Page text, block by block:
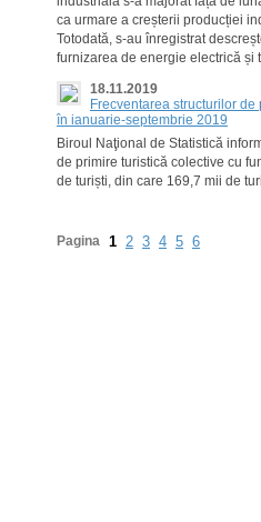
ca urmare a creșterii producției
Totodată, s-au înregistrat
furnizarea de energie electrică și
18.11.2019
Frecventarea structurilor
în ianuarie-septembrie 2019
Biroul Naţional de Statistică
de primire turistică colective cu
de turiști, din care 169,7 mii de
Pagina 1 2 3 4 5 6